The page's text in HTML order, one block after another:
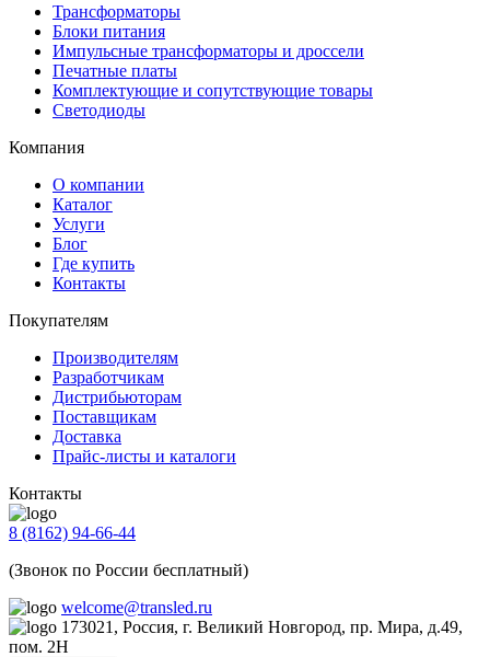
Трансформаторы
Блоки питания
Импульсные трансформаторы и дроссели
Печатные платы
Комплектующие и сопутствующие товары
Светодиоды
Компания
О компании
Каталог
Услуги
Блог
Где купить
Контакты
Покупателям
Производителям
Разработчикам
Дистрибьюторам
Поставщикам
Доставка
Прайс-листы и каталоги
Контакты
8 (8162) 94-66-44
(Звонок по России бесплатный)
welcome@transled.ru
173021, Россия, г. Великий Новгород, пр. Мира, д.49,
пом. 2Н